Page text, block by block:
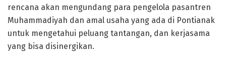
rencana akan mengundang para pengelola pasantren
Muhammadiyah dan amal usaha yang ada di Pontianak
untuk mengetahui peluang tantangan, dan kerjasama
yang bisa disinergikan.